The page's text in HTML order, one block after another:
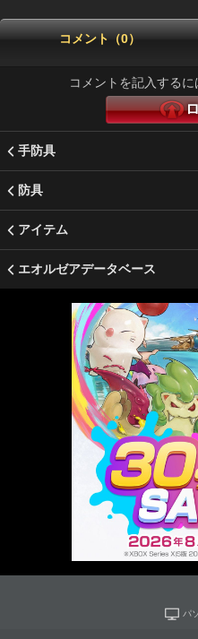
コメント（0）
コメントを記入するに
手防具
防具
アイテム
エオルゼアデータベース
パ